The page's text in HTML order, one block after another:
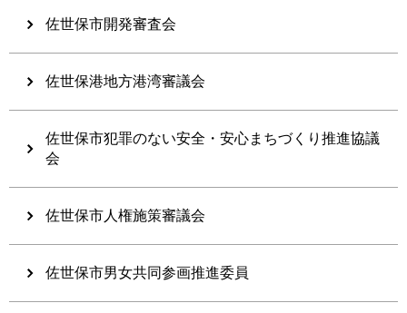
佐世保市開発審査会
佐世保港地方港湾審議会
佐世保市犯罪のない安全・安心まちづくり推進協議
会
佐世保市人権施策審議会
佐世保市男女共同参画推進委員